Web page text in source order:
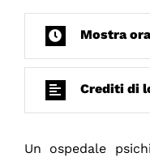
Mostra
Crediti di
Un ospedale